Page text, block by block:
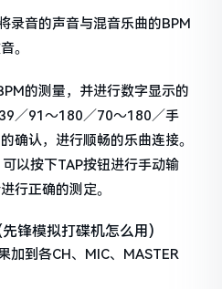
录音的声音与混音乐曲的BPM
。
的测量，并进行数字显示的
／91～180／70～180／手
确认，进行顺畅的乐曲连接。
以按下TAP按钮进行手动输
行正确的测定。
加到各CH、MIC、MASTER